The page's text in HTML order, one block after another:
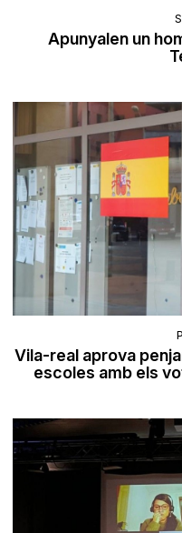
Apunyalen un
Vila-real aprova
escoles amb els